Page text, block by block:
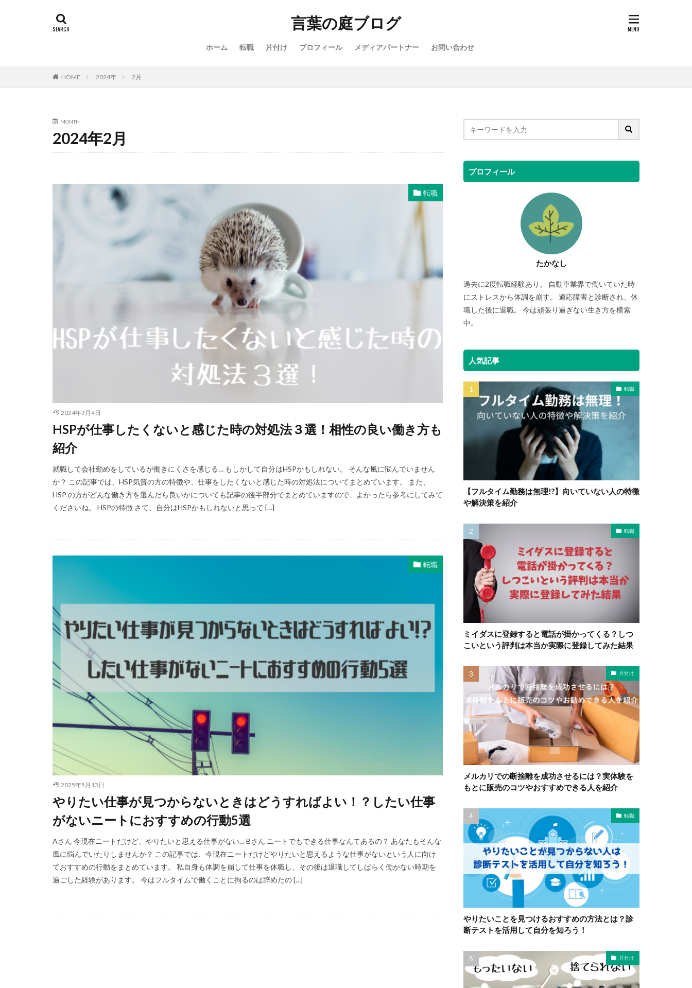
言葉の庭ブログ
ホーム 転職 片付け プロフィール メディアパートナー お問い合わせ
HOME 2024年 2月
MONTH
2024年2月
転職
2024年3月4日
HSPが仕事したくないと感じた時の対処法３選！相性の良い働き方も
紹介
就職して会社勤めをしているが働きにくさを感じる… もしかして自分はHSPかもしれない。 そんな風に悩んでいません
か？ この記事では、HSP気質の方の特徴や、仕事をしたくないと感じた時の対処法についてまとめています。 また、
HSP の方がどんな働き方を選んだら良いかについても記事の後半部分でまとめていますので、よかったら参考にしてみて
くださいね。 HSPの特徴 さて、自分はHSPかもしれないと思って […]
転職
2025年5月13日
やりたい仕事が見つからないときはどうすればよい！？したい仕事
がないニートにおすすめの行動5選
Aさん 今現在ニートだけど、やりたいと思える仕事がない… Bさん ニートでもできる仕事なんてあるの？ あなたもそんな
風に悩んでいたりしませんか？ この記事では、今現在ニートだけどやりたいと思えるような仕事がないという人に向け
ておすすめの行動をまとめています。 私自身も体調を崩して仕事を休職し、その後は退職してしばらく働かない時期を
過ごした経験があります。 今はフルタイムで働くことに拘るのは辞めたの […]
プロフィール
たかなし
過去に2度転職経験あり。 自動車業界で働いていた時
にストレスから体調を崩す。 適応障害と診断され、休
職した後に退職。 今は頑張り過ぎない生き方を模索
中。
人気記事
転職
【フルタイム勤務は無理!?】向いていない人の特徴
や解決策を紹介
転職
ミイダスに登録すると電話が掛かってくる？しつ
こいという評判は本当か実際に登録してみた結果
片付け
メルカリでの断捨離を成功させるには？実体験を
もとに販売のコツやおすすめできる人を紹介
転職
やりたいことを見つけるおすすめの方法とは？診
断テストを活用して自分を知ろう！
片付け